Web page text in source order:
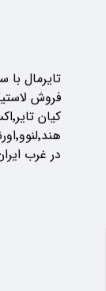
تایرمال
فروش
در غرب